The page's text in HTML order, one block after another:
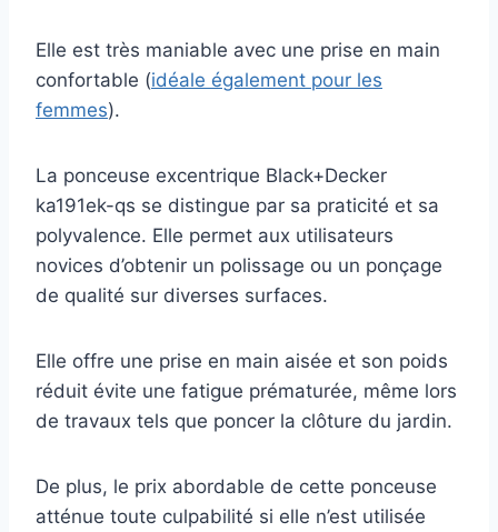
Elle est très maniable avec une prise en main
confortable (idéale également pour les
femmes).
La ponceuse excentrique Black+Decker
ka191ek-qs se distingue par sa praticité et sa
polyvalence. Elle permet aux utilisateurs
novices d’obtenir un polissage ou un ponçage
de qualité sur diverses surfaces.
Elle offre une prise en main aisée et son poids
réduit évite une fatigue prématurée, même lors
de travaux tels que poncer la clôture du jardin.
De plus, le prix abordable de cette ponceuse
atténue toute culpabilité si elle n’est utilisée